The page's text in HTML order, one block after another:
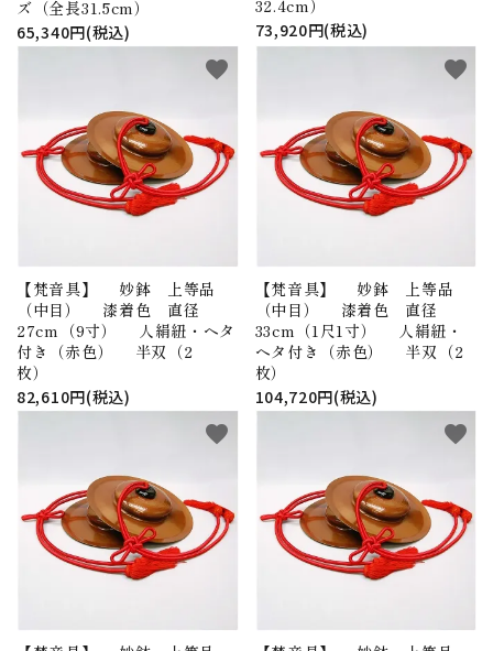
ズ（全長31.5cm）
65,340円(税込)
32.4cm）
73,920円(税込)
【梵音具】 妙鉢 上等品
（中目） 漆着色 直径
27cm（9寸） 人絹紐・ヘタ
付き（赤色） 半双（2
枚）
82,610円(税込)
favorite
【梵音具】 妙鉢 上等品
（中目） 漆着色 直径
33cm（1尺1寸） 人絹紐・
ヘタ付き（赤色） 半双（2
枚）
104,720円(税込)
favorite
favorite favorite